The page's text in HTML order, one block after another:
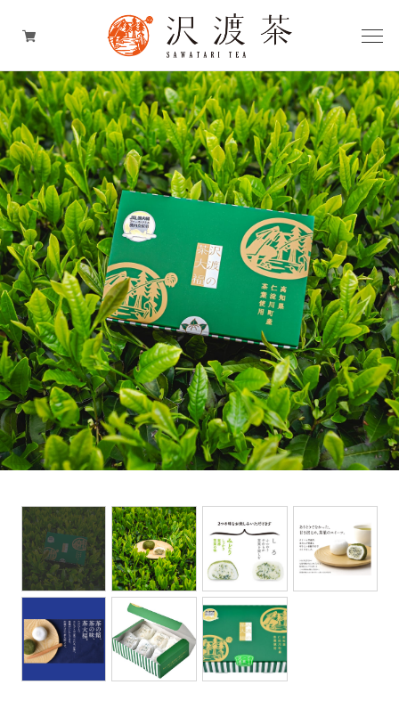
お茶
お茶のスイーツ
お茶の加工品
お茶のギフト
期間限定商品